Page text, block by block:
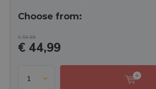
Choose from:
€ 54,99
€ 44,99